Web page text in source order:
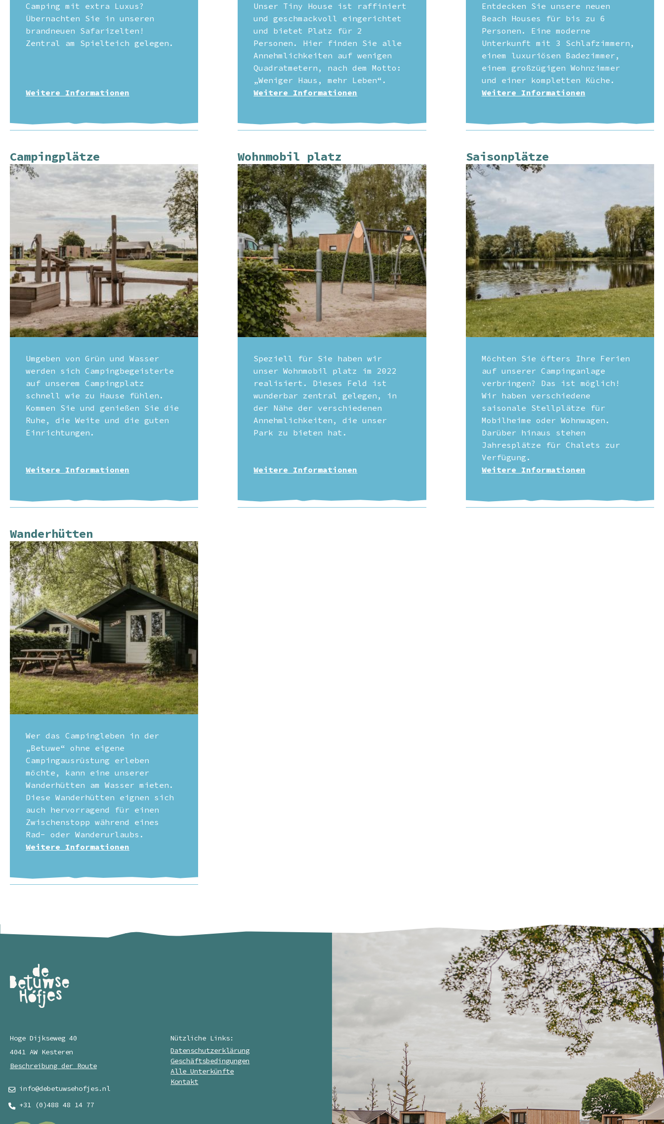
Camping mit extra Luxus?
Übernachten Sie in unseren
brandneuen Safarizelten!
Zentral am Spielteich gelegen.
Weitere Informationen
Unser Tiny House ist raffiniert
und geschmackvoll eingerichtet
und bietet Platz für 2
Personen. Hier finden Sie alle
Annehmlichkeiten auf wenigen
Quadratmetern, nach dem Motto:
„Weniger Haus, mehr Leben“.
Weitere Informationen
Entdecken Sie unsere neuen
Beach Houses für bis zu 6
Personen. Eine moderne
Unterkunft mit 3 Schlafzimmern,
einem luxuriösen Badezimmer,
einem großzügigen Wohnzimmer
und einer kompletten Küche.
Weitere Informationen
Campingplätze
Umgeben von Grün und Wasser
werden sich Campingbegeisterte
auf unserem Campingplatz
schnell wie zu Hause fühlen.
Kommen Sie und genießen Sie die
Ruhe, die Weite und die guten
Einrichtungen.
Weitere Informationen
Wohnmobil platz
Speziell für Sie haben wir
unser Wohnmobil platz im 2022
realisiert. Dieses Feld ist
wunderbar zentral gelegen, in
der Nähe der verschiedenen
Annehmlichkeiten, die unser
Park zu bieten hat.
Weitere Informationen
Saisonplätze
Möchten Sie öfters Ihre Ferien
auf unserer Campinganlage
verbringen? Das ist möglich!
Wir haben verschiedene
saisonale Stellplätze für
Mobilheime oder Wohnwagen.
Darüber hinaus stehen
Jahresplätze für Chalets zur
Verfügung.
Weitere Informationen
Wanderhütten
Wer das Campingleben in der
„Betuwe“ ohne eigene
Campingausrüstung erleben
möchte, kann eine unserer
Wanderhütten am Wasser mieten.
Diese Wanderhütten eignen sich
auch hervorragend für einen
Zwischenstopp während eines
Rad- oder Wanderurlaubs.
Weitere Informationen
Hoge Dijkseweg 40
4041 AW Kesteren
Beschreibung der Route
info@debetuwsehofjes.nl
+31 (0)488 48 14 77
Nützliche Links:
Datenschutzerklärung
Geschäftsbedingungen
Alle Unterkünfte
Kontakt